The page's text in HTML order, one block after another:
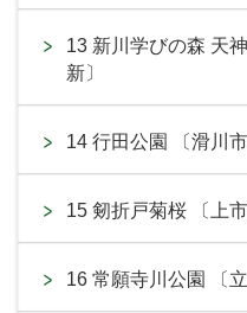
13 新川学びの森 天
新〕
14 行田公園 〔滑川市
15 剱折戸菊桜 〔上市
16 常願寺川公園 〔